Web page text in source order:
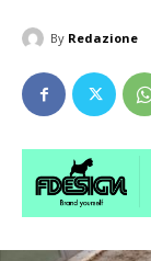
By Redazione